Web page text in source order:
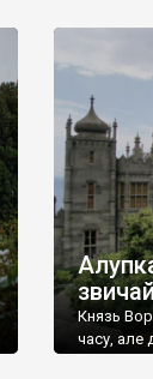
Князь
часу, але